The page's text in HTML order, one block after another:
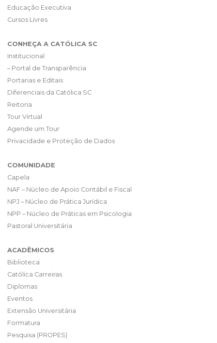
Educação Executiva
Cursos Livres
CONHEÇA A CATÓLICA SC
Institucional
– Portal de Transparência
Portarias e Editais
Diferenciais da Católica SC
Reitoria
Tour Virtual
Agende um Tour
Privacidade e Proteção de Dados
COMUNIDADE
Capela
NAF – Núcleo de Apoio Contábil e Fiscal
NPJ – Núcleo de Prática Jurídica
NPP – Núcleo de Práticas em Psicologia
Pastoral Universitária
ACADÊMICOS
Biblioteca
Católica Carreiras
Diplomas
Eventos
Extensão Universitária
Formatura
Pesquisa (PROPES)